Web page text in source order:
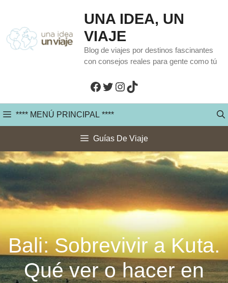
contenido
UNA IDEA, UN
VIAJE
Blog de viajes por destinos fascinantes
con consejos reales para gente como tú
Facebook
Twitter
Instagram
TikTok
**** MENÚ PRINCIPAL ****
Guías De Viaje
Bali: Sobrevivir a Kuta.
Qué ver o hacer en